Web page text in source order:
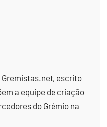
Gremistas.net, escrito
a equipe de criação
do Grêmio na